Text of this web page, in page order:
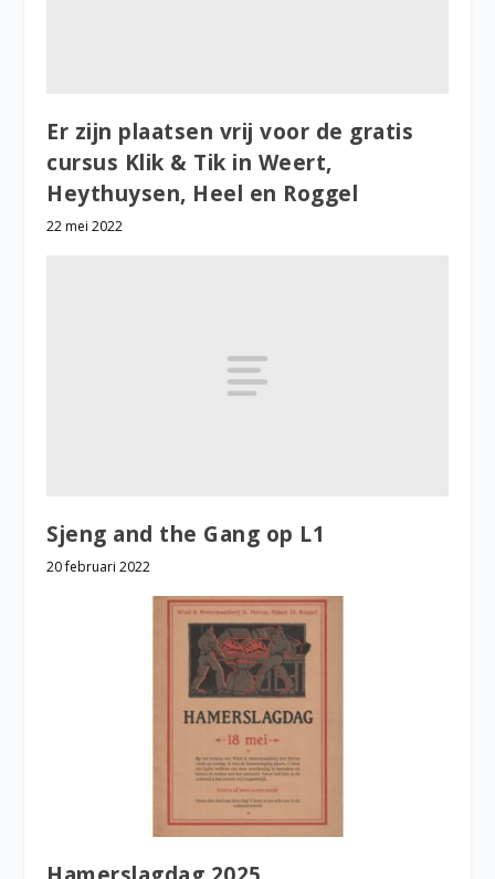
Er zijn plaatsen vrij voor de gratis
cursus Klik & Tik in Weert,
Heythuysen, Heel en Roggel
22 mei 2022
Sjeng and the Gang op L1
20 februari 2022